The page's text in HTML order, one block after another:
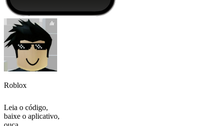
Roblox
Leia o código,
baixe o aplicativo,